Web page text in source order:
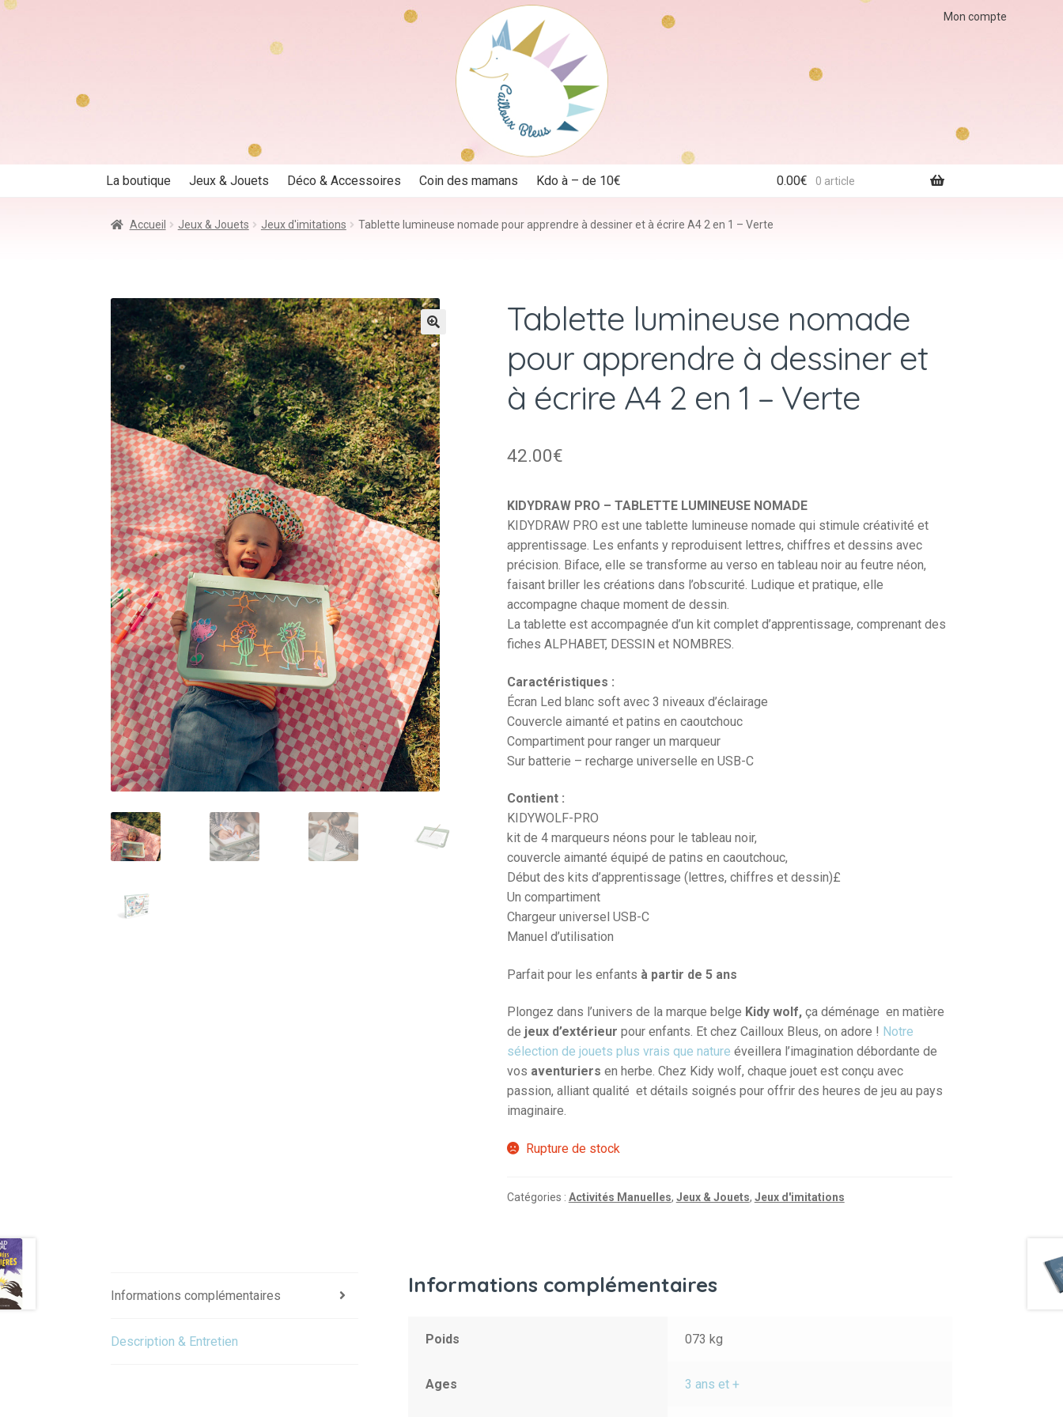
Mon compte
La boutique Jeux & Jouets Déco & Accessoires Coin des mamans Kdo à – de 10€ 0.00€ 0 article
Accueil Jeux & Jouets Jeux d'imitations Tablette lumineuse nomade pour apprendre à dessiner et à écrire A4 2 en 1 – Verte
Tablette lumineuse nomade
pour apprendre à dessiner et
à écrire A4 2 en 1 – Verte
42.00€
KIDYDRAW PRO – TABLETTE LUMINEUSE NOMADE
KIDYDRAW PRO est une tablette lumineuse nomade qui stimule créativité et
apprentissage. Les enfants y reproduisent lettres, chiffres et dessins avec
précision. Biface, elle se transforme au verso en tableau noir au feutre néon,
faisant briller les créations dans l’obscurité. Ludique et pratique, elle
accompagne chaque moment de dessin.
La tablette est accompagnée d’un kit complet d’apprentissage, comprenant des
fiches ALPHABET, DESSIN et NOMBRES.
Caractéristiques :
Écran Led blanc soft avec 3 niveaux d’éclairage
Couvercle aimanté et patins en caoutchouc
Compartiment pour ranger un marqueur
Sur batterie – recharge universelle en USB-C
Contient :
KIDYWOLF-PRO
kit de 4 marqueurs néons pour le tableau noir,
couvercle aimanté équipé de patins en caoutchouc,
Début des kits d’apprentissage (lettres, chiffres et dessin)£
Un compartiment
Chargeur universel USB-C
Manuel d’utilisation
Parfait pour les enfants à partir de 5 ans
Plongez dans l’univers de la marque belge Kidy wolf, ça déménage en matière
de jeux d’extérieur pour enfants. Et chez Cailloux Bleus, on adore ! Notre
sélection de jouets plus vrais que nature éveillera l’imagination débordante de
vos aventuriers en herbe. Chez Kidy wolf, chaque jouet est conçu avec
passion, alliant qualité et détails soignés pour offrir des heures de jeu au pays
imaginaire.
Rupture de stock
Catégories : Activités Manuelles, Jeux & Jouets, Jeux d'imitations
Informations complémentaires
Description & Entretien
Informations complémentaires
Poids 073 kg
Ages 3 ans et +